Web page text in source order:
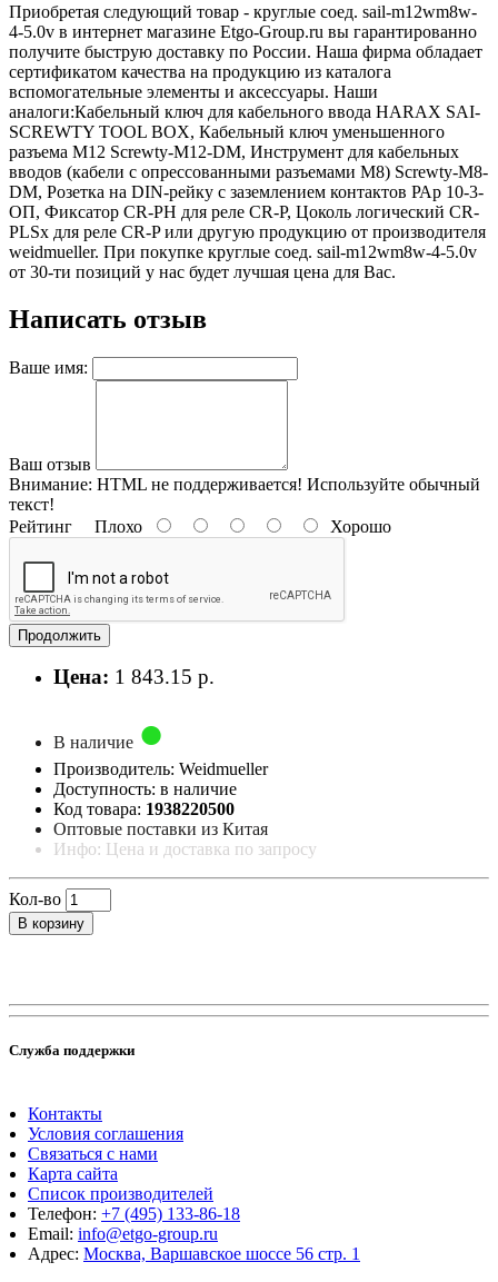
Приобретая следующий товар - круглые соед. sail-m12wm8w-
4-5.0v в интернет магазине Etgo-Group.ru вы гарантированно
получите быструю доставку по России. Наша фирма обладает
сертификатом качества на продукцию из каталога
вспомогательные элементы и аксессуары. Наши
аналоги:Кабельный ключ для кабельного ввода HARAX SAI-
SCREWTY TOOL BOX, Кабельный ключ уменьшенного
разъема М12 Screwty-M12-DM, Инструмент для кабельных
вводов (кабели с опрессованными разъемами M8) Screwty-M8-
DM, Розетка на DIN-рейку с заземлением контактов РАр 10-3-
ОП, Фиксатор CR-PH для реле CR-P, Цоколь логический CR-
PLSх для реле CR-P или другую продукцию от производителя
weidmueller. При покупке круглые соед. sail-m12wm8w-4-5.0v
от 30-ти позиций у нас будет лучшая цена для Вас.
Написать отзыв
Ваше имя:
Ваш отзыв
Внимание: HTML не поддерживается! Используйте обычный
текст!
Рейтинг Плохо Хорошо
Продолжить
Цена: 1 843.15 р.
В наличие
Производитель: Weidmueller
Доступность: в наличие
Код товара: 1938220500
Оптовые поставки из Китая
Инфо: Цена и доставка по запросу
Кол-во
В корзину
Служба поддержки
Контакты
Условия соглашения
Связаться с нами
Карта сайта
Список производителей
Телефон: +7 (495) 133-86-18
Email: info@etgo-group.ru
Адрес: Москва, Варшавское шоссе 56 стр. 1